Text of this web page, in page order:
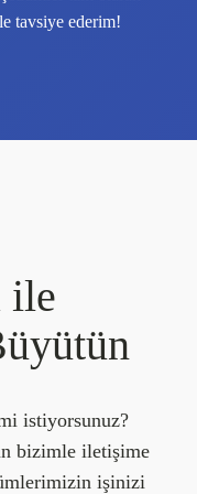
tavsiye ederim!
ile
istiyorsunuz?
bizimle iletişime
işinizi